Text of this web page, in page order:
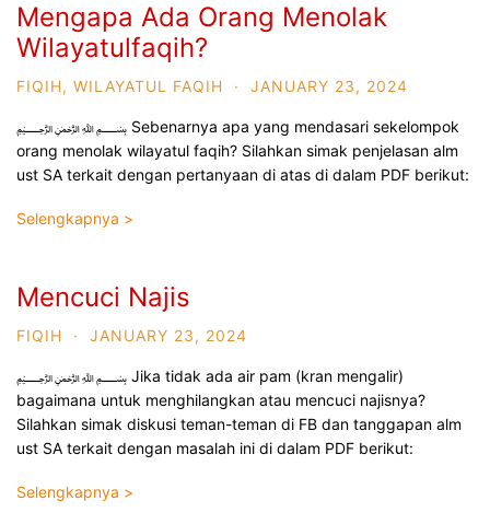
Mengapa Ada Orang Menolak
Wilayatulfaqih?
FIQIH, WILAYATUL FAQIH · JANUARY 23, 2024
﷽ Sebenarnya apa yang mendasari sekelompok
orang menolak wilayatul faqih? Silahkan simak penjelasan alm
ust SA terkait dengan pertanyaan di atas di dalam PDF berikut:
Selengkapnya >
Mencuci Najis
FIQIH · JANUARY 23, 2024
﷽ Jika tidak ada air pam (kran mengalir)
bagaimana untuk menghilangkan atau mencuci najisnya?
Silahkan simak diskusi teman-teman di FB dan tanggapan alm
ust SA terkait dengan masalah ini di dalam PDF berikut:
Selengkapnya >